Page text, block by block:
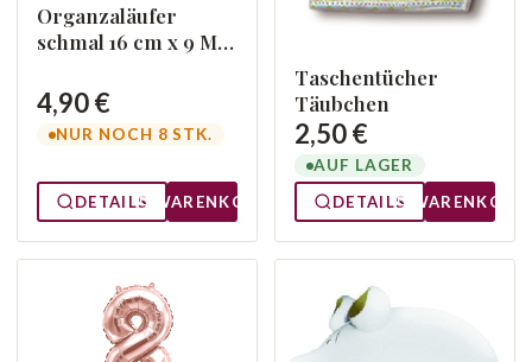
Organzaläufer
schmal 16 cm x 9 M
4,90 €
NUR NOCH 8 STK.
DETAILS WARENKORB
Taschentücher
Täubchen
2,50 €
AUF LAGER
DETAILS
WARENKORB